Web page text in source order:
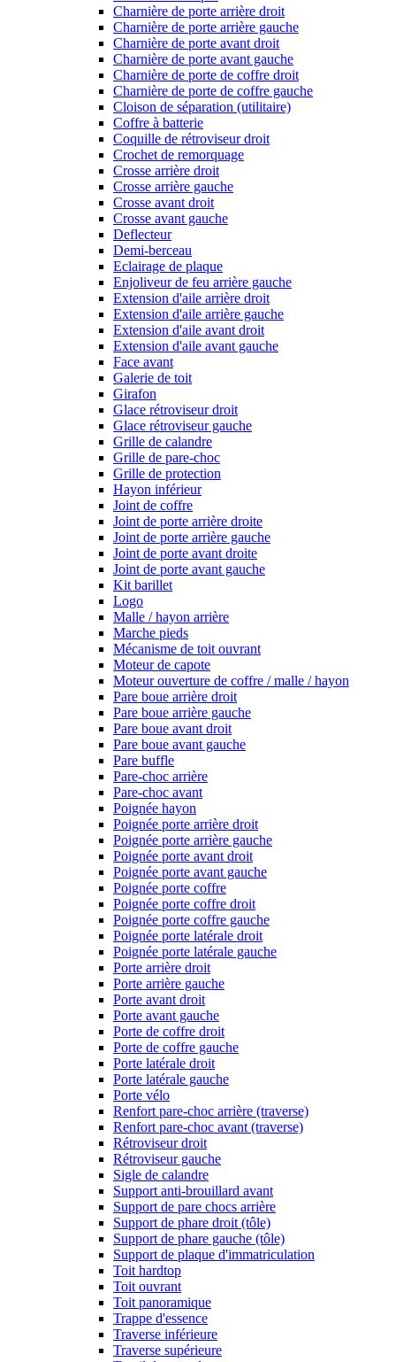
Charnière de porte arrière droit
Charnière de porte arrière gauche
Charnière de porte avant droit
Charnière de porte avant gauche
Charnière de porte de coffre droit
Charnière de porte de coffre gauche
Cloison de séparation (utilitaire)
Coffre à batterie
Coquille de rétroviseur droit
Crochet de remorquage
Crosse arrière droit
Crosse arrière gauche
Crosse avant droit
Crosse avant gauche
Deflecteur
Demi-berceau
Eclairage de plaque
Enjoliveur de feu arrière gauche
Extension d'aile arrière droit
Extension d'aile arrière gauche
Extension d'aile avant droit
Extension d'aile avant gauche
Face avant
Galerie de toit
Girafon
Glace rétroviseur droit
Glace rétroviseur gauche
Grille de calandre
Grille de pare-choc
Grille de protection
Hayon inférieur
Joint de coffre
Joint de porte arrière droite
Joint de porte arrière gauche
Joint de porte avant droite
Joint de porte avant gauche
Kit barillet
Logo
Malle / hayon arrière
Marche pieds
Mécanisme de toit ouvrant
Moteur de capote
Moteur ouverture de coffre / malle / hayon
Pare boue arrière droit
Pare boue arrière gauche
Pare boue avant droit
Pare boue avant gauche
Pare buffle
Pare-choc arrière
Pare-choc avant
Poignée hayon
Poignée porte arrière droit
Poignée porte arrière gauche
Poignée porte avant droit
Poignée porte avant gauche
Poignée porte coffre
Poignée porte coffre droit
Poignée porte coffre gauche
Poignée porte latérale droit
Poignée porte latérale gauche
Porte arrière droit
Porte arrière gauche
Porte avant droit
Porte avant gauche
Porte de coffre droit
Porte de coffre gauche
Porte latérale droit
Porte latérale gauche
Porte vélo
Renfort pare-choc arrière (traverse)
Renfort pare-choc avant (traverse)
Rétroviseur droit
Rétroviseur gauche
Sigle de calandre
Support anti-brouillard avant
Support de pare chocs arrière
Support de phare droit (tôle)
Support de phare gauche (tôle)
Support de plaque d'immatriculation
Toit hardtop
Toit ouvrant
Toit panoramique
Trappe d'essence
Traverse inférieure
Traverse supérieure